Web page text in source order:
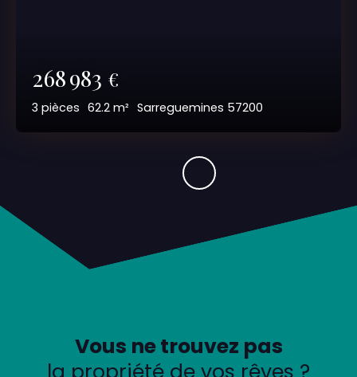
268 983 €
3 pièces 62.2 m² Sarreguemines 57200
Vous ne trouvez pas